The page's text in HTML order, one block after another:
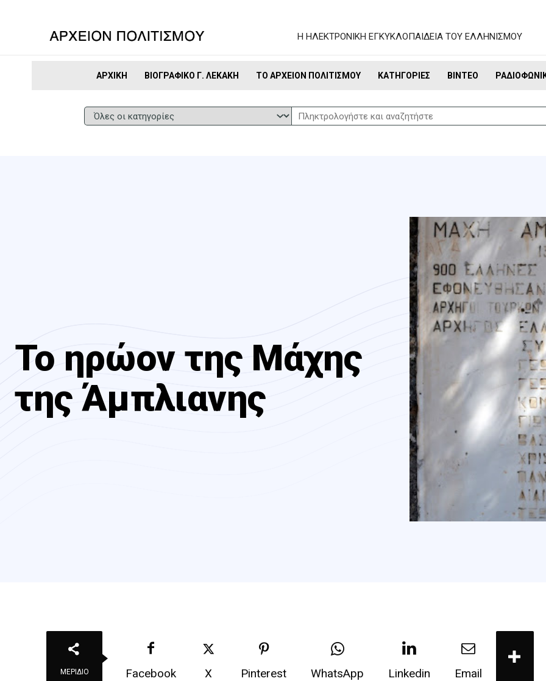
Η ΗΛΕΚΤΡΟΝΙΚΗ ΕΓΚΥΚΛΟΠΑΙΔΕΙΑ ΤΟΥ ΕΛΛΗΝΙΣΜΟΥ
ΑΡΧΙΚΉ ΒΙΟΓΡΑΦΙΚΌ Γ. ΛΕΚΆΚΗ ΤΟ ΑΡΧΕΊΟΝ ΠΟΛΙΤΙΣΜΟΎ ΚΑΤΗΓΟΡΊΕΣ ΒΊΝΤΕΟ
Το ηρώον της Μάχης
της Άμπλιανης
ΜΕΡΊΔΙΟ Facebook X Pinterest WhatsApp Linkedin Email